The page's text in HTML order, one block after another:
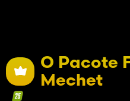
O Pacote
Mechet